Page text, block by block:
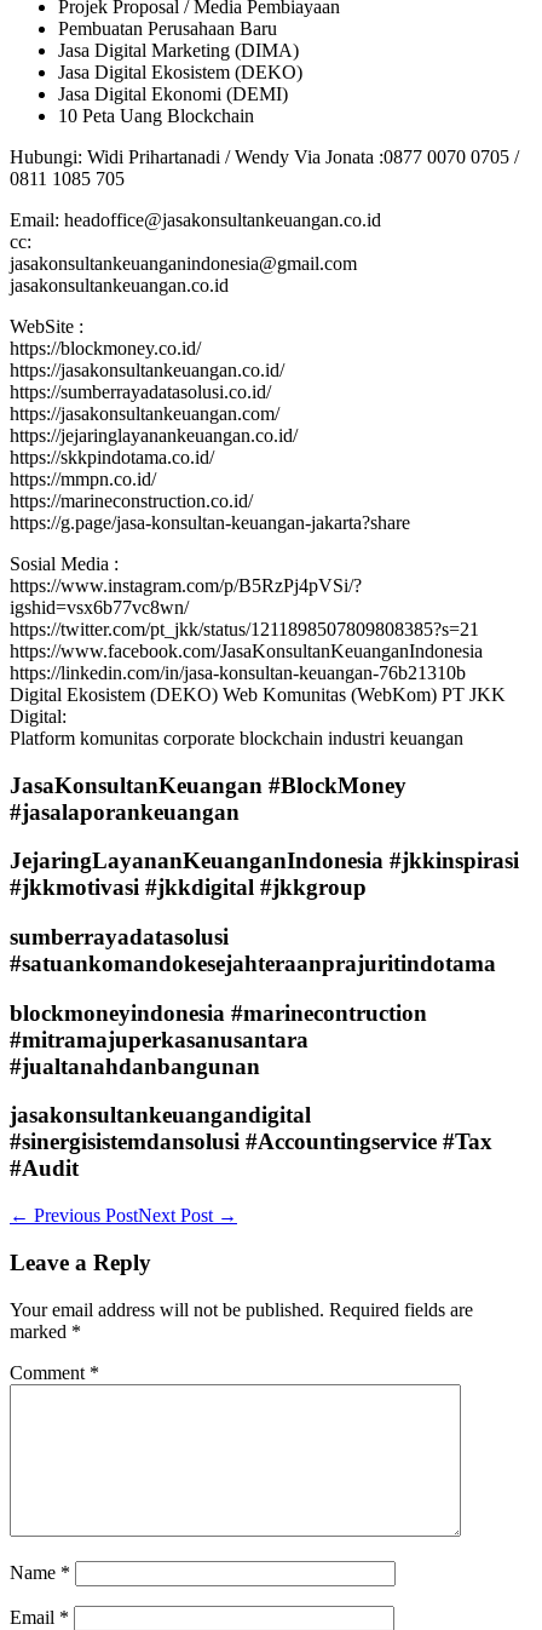
Projek Proposal / Media Pembiayaan
Pembuatan Perusahaan Baru
Jasa Digital Marketing (DIMA)
Jasa Digital Ekosistem (DEKO)
Jasa Digital Ekonomi (DEMI)
10 Peta Uang Blockchain
Hubungi: Widi Prihartanadi / Wendy Via Jonata :0877 0070 0705 /
0811 1085 705
Email: headoffice@jasakonsultankeuangan.co.id
cc:
jasakonsultankeuanganindonesia@gmail.com
jasakonsultankeuangan.co.id
WebSite :
https://blockmoney.co.id/
https://jasakonsultankeuangan.co.id/
https://sumberrayadatasolusi.co.id/
https://jasakonsultankeuangan.com/
https://jejaringlayanankeuangan.co.id/
https://skkpindotama.co.id/
https://mmpn.co.id/
https://marineconstruction.co.id/
https://g.page/jasa-konsultan-keuangan-jakarta?share
Sosial Media :
https://www.instagram.com/p/B5RzPj4pVSi/?
igshid=vsx6b77vc8wn/
https://twitter.com/pt_jkk/status/1211898507809808385?s=21
https://www.facebook.com/JasaKonsultanKeuanganIndonesia
https://linkedin.com/in/jasa-konsultan-keuangan-76b21310b
Digital Ekosistem (DEKO) Web Komunitas (WebKom) PT JKK
Digital:
Platform komunitas corporate blockchain industri keuangan
JasaKonsultanKeuangan #BlockMoney
#jasalaporankeuangan
JejaringLayananKeuanganIndonesia #jkkinspirasi
#jkkmotivasi #jkkdigital #jkkgroup
sumberrayadatasolusi
#satuankomandokesejahteraanprajuritindotama
blockmoneyindonesia #marinecontruction
#mitramajuperkasanusantara
#jualtanahdanbangunan
jasakonsultankeuangandigital
#sinergisistemdansolusi #Accountingservice #Tax
#Audit
Post
← Previous PostNext Post →
Leave a Reply
Your email address will not be published. Required fields are
marked *
Comment *
Name *
Email *